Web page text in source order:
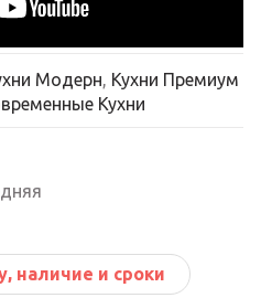
Модерн, Кухни Премиум
Кухни
наличие и сроки